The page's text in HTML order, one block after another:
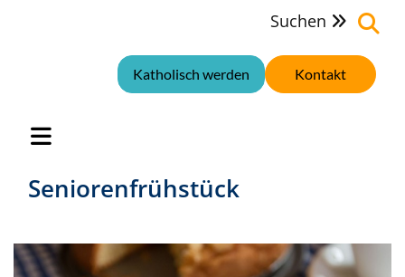
Suchen 
Kontakt
Katholisch werden
Seniorenfrühstück